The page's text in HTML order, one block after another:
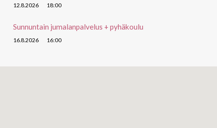
12.8.2026 18:00
Sunnuntain jumalanpalvelus + pyhäkoulu
16.8.2026 16:00